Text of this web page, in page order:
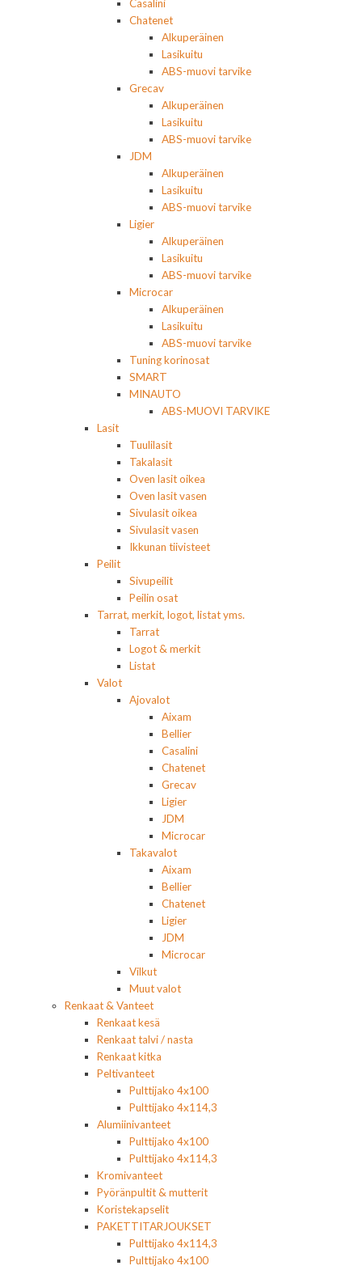
Casalini
Chatenet
Alkuperäinen
Lasikuitu
ABS-muovi tarvike
Grecav
Alkuperäinen
Lasikuitu
ABS-muovi tarvike
JDM
Alkuperäinen
Lasikuitu
ABS-muovi tarvike
Ligier
Alkuperäinen
Lasikuitu
ABS-muovi tarvike
Microcar
Alkuperäinen
Lasikuitu
ABS-muovi tarvike
Tuning korinosat
SMART
MINAUTO
ABS-MUOVI TARVIKE
Lasit
Tuulilasit
Takalasit
Oven lasit oikea
Oven lasit vasen
Sivulasit oikea
Sivulasit vasen
Ikkunan tiivisteet
Peilit
Sivupeilit
Peilin osat
Tarrat, merkit, logot, listat yms.
Tarrat
Logot & merkit
Listat
Valot
Ajovalot
Aixam
Bellier
Casalini
Chatenet
Grecav
Ligier
JDM
Microcar
Takavalot
Aixam
Bellier
Chatenet
Ligier
JDM
Microcar
Vilkut
Muut valot
Renkaat & Vanteet
Renkaat kesä
Renkaat talvi / nasta
Renkaat kitka
Peltivanteet
Pulttijako 4x100
Pulttijako 4x114,3
Alumiinivanteet
Pulttijako 4x100
Pulttijako 4x114,3
Kromivanteet
Pyöränpultit & mutterit
Koristekapselit
PAKETTITARJOUKSET
Pulttijako 4x114,3
Pulttijako 4x100